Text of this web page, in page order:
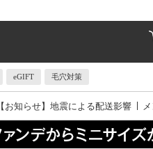
eGIFT 毛穴対策
【お知らせ】 地震による配送影響